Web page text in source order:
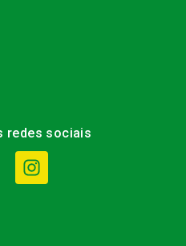
redes sociais